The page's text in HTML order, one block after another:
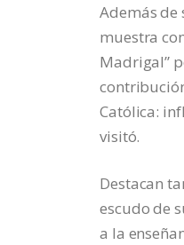
Además de
muestra
Madrigal”
Católica:
visitó.
Destacan
escudo de
a la